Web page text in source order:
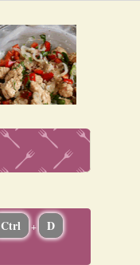
Ctrl + D